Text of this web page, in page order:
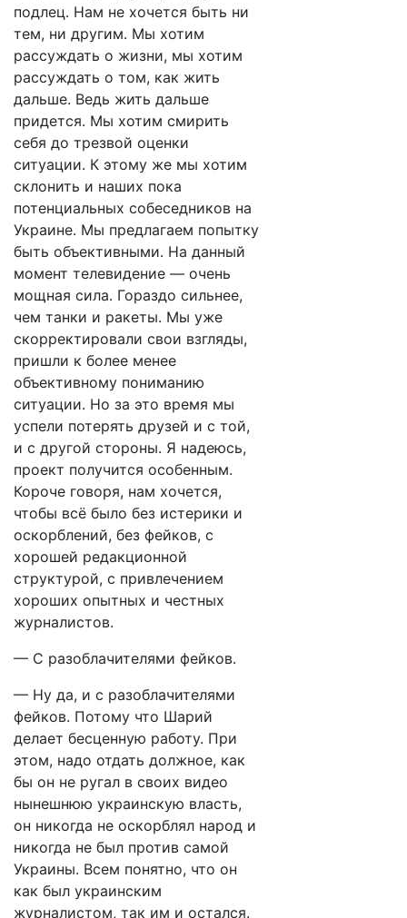
подлец. Нам не хочется быть ни
тем, ни другим. Мы хотим
рассуждать о жизни, мы хотим
рассуждать о том, как жить
дальше. Ведь жить дальше
придется. Мы хотим смирить
себя до трезвой оценки
ситуации. К этому же мы хотим
склонить и наших пока
потенциальных собеседников на
Украине. Мы предлагаем попытку
быть объективными. На данный
момент телевидение — очень
мощная сила. Гораздо сильнее,
чем танки и ракеты. Мы уже
скорректировали свои взгляды,
пришли к более менее
объективному пониманию
ситуации. Но за это время мы
успели потерять друзей и с той,
и с другой стороны. Я надеюсь,
проект получится особенным.
Короче говоря, нам хочется,
чтобы всё было без истерики и
оскорблений, без фейков, с
хорошей редакционной
структурой, с привлечением
хороших опытных и честных
журналистов.
— С разоблачителями фейков.
— Ну да, и с разоблачителями
фейков. Потому что Шарий
делает бесценную работу. При
этом, надо отдать должное, как
бы он не ругал в своих видео
нынешнюю украинскую власть,
он никогда не оскорблял народ и
никогда не был против самой
Украины. Всем понятно, что он
как был украинским
журналистом, так им и остался.